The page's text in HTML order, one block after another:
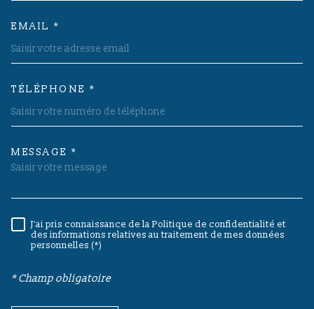
EMAIL *
TÉLÉPHONE *
MESSAGE *
RÈGLEMENTATION
J'ai pris connaissance de la Politique de confidentialité et
des informations relatives au traitement de mes données
personnelles (*)
* Champ obligatoire